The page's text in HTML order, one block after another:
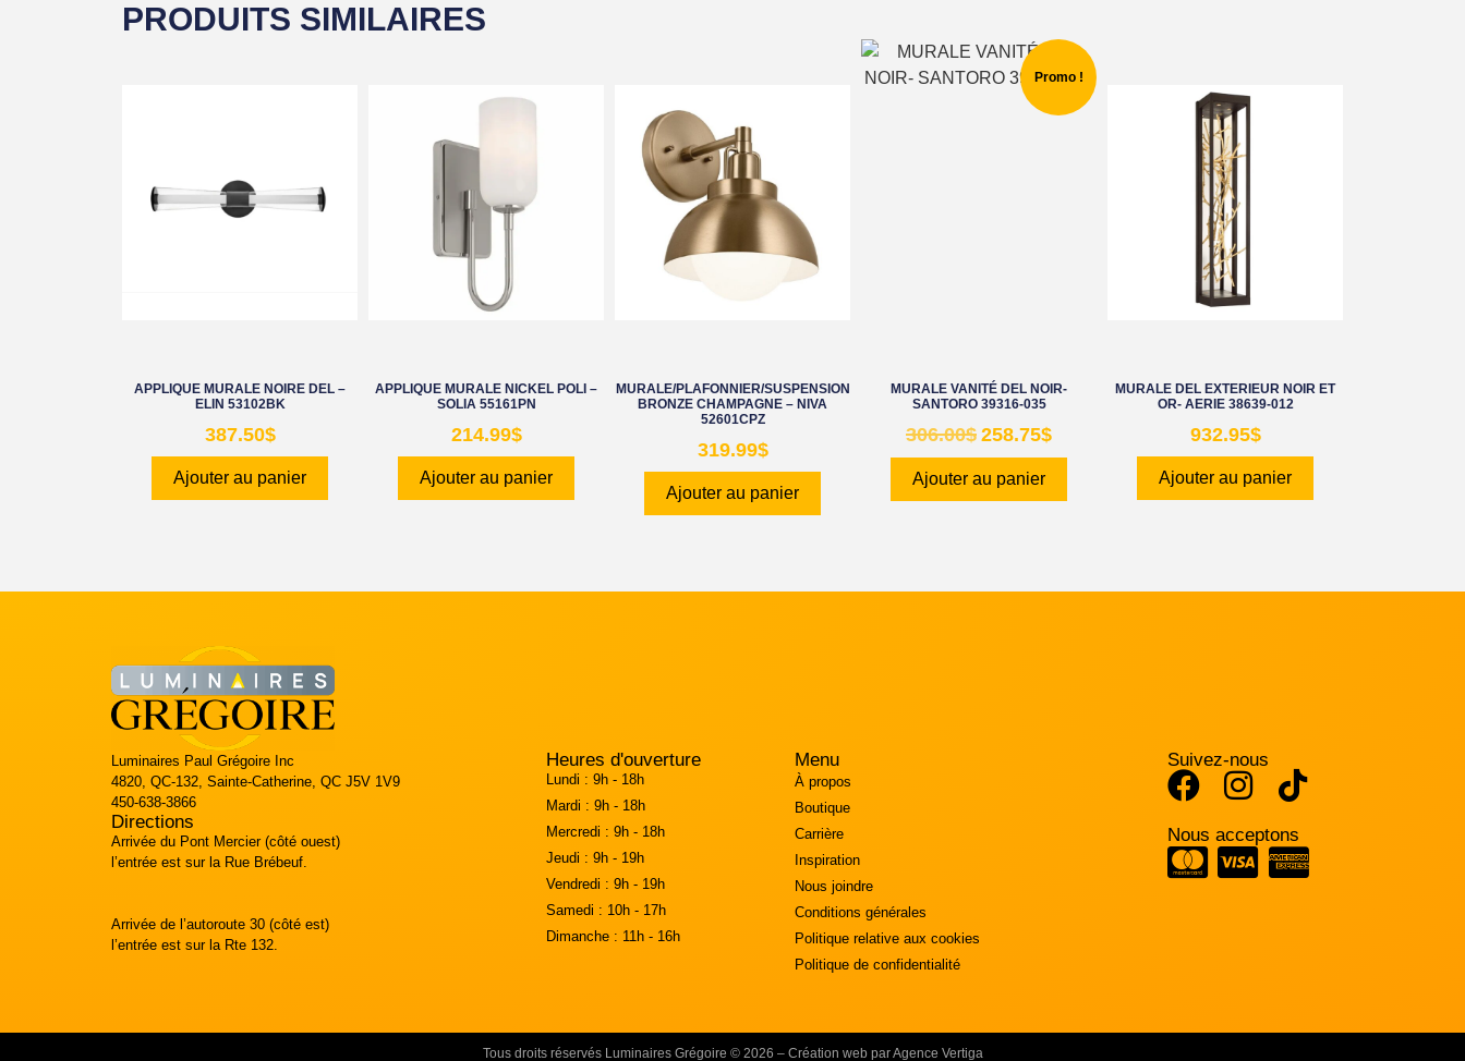
PRODUITS SIMILAIRES
APPLIQUE MURALE NOIRE DEL –
ELIN 53102BK
387.50$
Ajouter au panier
APPLIQUE MURALE NICKEL POLI –
SOLIA 55161PN
214.99$
Ajouter au panier
MURALE/PLAFONNIER/SUSPENSION
BRONZE CHAMPAGNE – NIVA
52601CPZ
319.99$
Ajouter au panier
Promo !
MURALE VANITÉ DEL NOIR-
SANTORO 39316-035
306.00$ 258.75$
Ajouter au panier
MURALE DEL EXTERIEUR NOIR ET
OR- AERIE 38639-012
932.95$
Ajouter au panier
Luminaires Paul Grégoire Inc
4820, QC-132, Sainte-Catherine, QC J5V 1V9
450-638-3866
Directions
Arrivée du Pont Mercier (côté ouest)
l’entrée est sur la Rue Brébeuf.
Arrivée de l’autoroute 30 (côté est)
l’entrée est sur la Rte 132.
Heures d'ouverture
Lundi : 9h - 18h
Mardi : 9h - 18h
Mercredi : 9h - 18h
Jeudi : 9h - 19h
Vendredi : 9h - 19h
Samedi : 10h - 17h
Dimanche : 11h - 16h
Menu
À propos
Boutique
Carrière
Inspiration
Nous joindre
Conditions générales
Politique relative aux cookies
Politique de confidentialité
Suivez-nous
Nous acceptons
Tous droits réservés Luminaires Grégoire © 2026 – Création web par Agence Vertiga